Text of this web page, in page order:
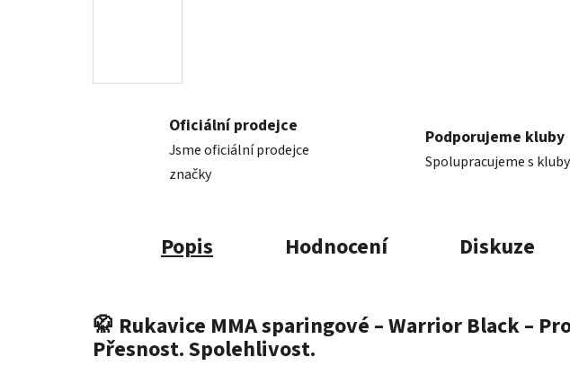
Oficiální prodejce
Jsme oficiální prodejce
značky
Podporujeme kluby
Spolupracujeme s kluby
Popis Hodnocení Diskuze
🥋 Rukavice MMA sparingové – Warrior Black –
Přesnost. Spolehlivost.